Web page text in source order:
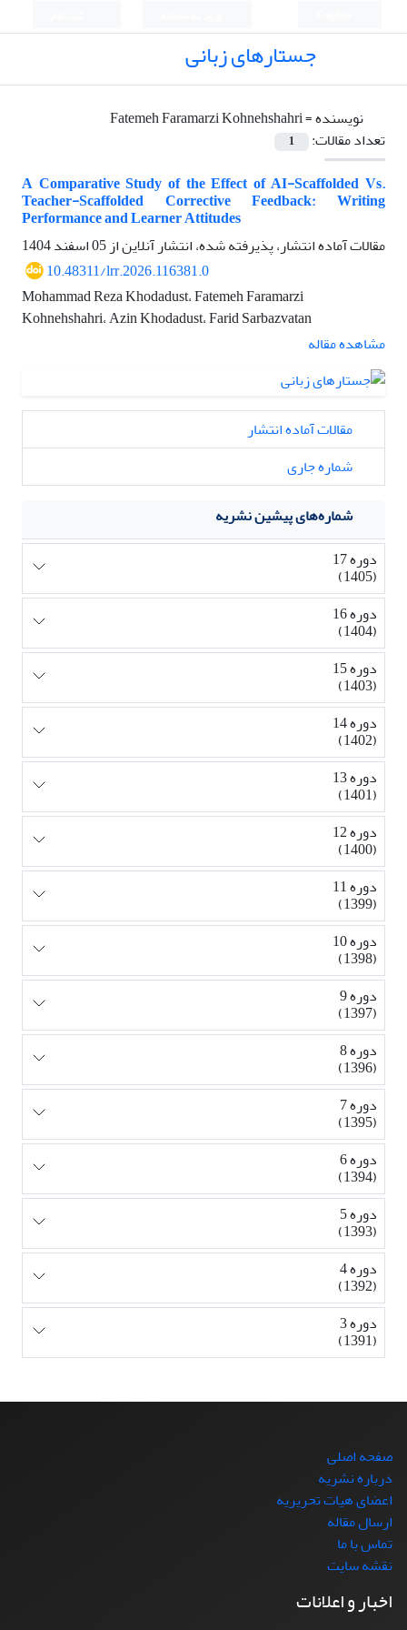
جستارهای زبانی
نویسنده =Fatemeh Faramarzi Kohnehshahri
تعداد مقالات:
1
A Comparative Study of the Effect of AI-Scaffolded Vs.
Teacher-Scaffolded Corrective Feedback: Writing
Performance and Learner Attitudes
مقالات آماده انتشار، پذیرفته شده، انتشار آنلاین از05 اسفند 1404
10.48311/lrr.2026.116381.0
Mohammad Reza Khodadust، Fatemeh Faramarzi
Kohnehshahri، Azin Khodadust، Farid Sarbazvatan
مشاهده مقاله
مقالات آماده انتشار
شماره جاری
شماره‌های پیشین نشریه
دوره 17
(1405)
دوره 16
(1404)
دوره 15
(1403)
دوره 14
(1402)
دوره 13
(1401)
دوره 12
(1400)
دوره 11
(1399)
دوره 10
(1398)
دوره 9
(1397)
دوره 8
(1396)
دوره 7
(1395)
دوره 6
(1394)
دوره 5
(1393)
دوره 4
(1392)
دوره 3
(1391)
صفحه اصلی
درباره نشریه
اعضای هیات تحریریه
ارسال مقاله
تماس با ما
نقشه سایت
اخبار و اعلانات